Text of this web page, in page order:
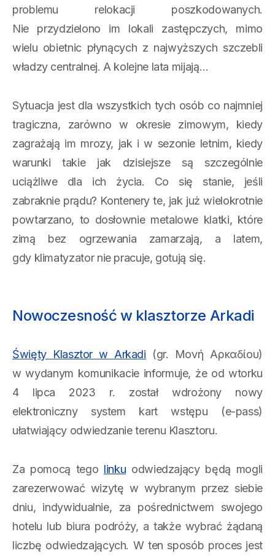
problemu relokacji poszkodowanych.
Nie przydzielono im lokali zastępczych, mimo
wielu obietnic płynących z najwyższych szczebli
władzy centralnej. A kolejne lata mijają…
Sytuacja jest dla wszystkich tych osób co najmniej
tragiczna, zarówno w okresie zimowym, kiedy
zagrażają im mrozy, jak i w sezonie letnim, kiedy
warunki takie jak dzisiejsze są szczególnie
uciążliwe dla ich życia. Co się stanie, jeśli
zabraknie prądu? Kontenery te, jak już wielokrotnie
powtarzano, to dosłownie metalowe klatki, które
zimą bez ogrzewania zamarzają, a latem,
gdy klimatyzator nie pracuje, gotują się.
Nowoczesność w klasztorze Arkadi
Święty Klasztor w Arkadi (gr. Μονή Αρκαδίου)
w wydanym komunikacie informuje, że od wtorku
4 lipca 2023 r. został wdrożony nowy
elektroniczny system kart wstępu (e-pass)
ułatwiający odwiedzanie terenu Klasztoru.
Za pomocą tego linku odwiedzający będą mogli
zarezerwować wizytę w wybranym przez siebie
dniu, indywidualnie, za pośrednictwem swojego
hotelu lub biura podróży, a także wybrać żądaną
liczbę odwiedzających. W ten sposób proces jest